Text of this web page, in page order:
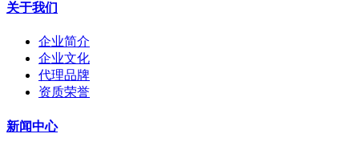
关于我们
企业简介
企业文化
代理品牌
资质荣誉
新闻中心